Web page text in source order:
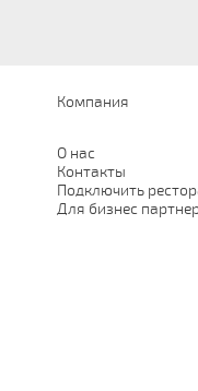
Компания
О нас
Контакты
Подключить
Для бизнес